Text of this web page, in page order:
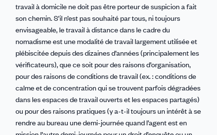
travail à domicile ne doit pas être porteur de suspicion a fait
son chemin. S’il n’est pas souhaité par tous, ni toujours
envisageable, le travail à distance dans le cadre du
nomadisme est une modalité de travail largement utilisée et
plébiscitée depuis des dizaines d’années (principalement les
vérificateurs), que ce soit pour des raisons d’organisation,
pour des raisons de conditions de travail (ex. : conditions de
calme et de concentration qui se trouvent parfois dégradées
dans les espaces de travail ouverts et les espaces partagés)
ou pour des raisons pratiques (y a-t-il toujours un intérêt à se
rendre au bureau une demi-journée quand l’agent est en